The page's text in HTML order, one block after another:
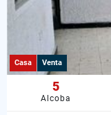
Casa Venta
5
Alcoba